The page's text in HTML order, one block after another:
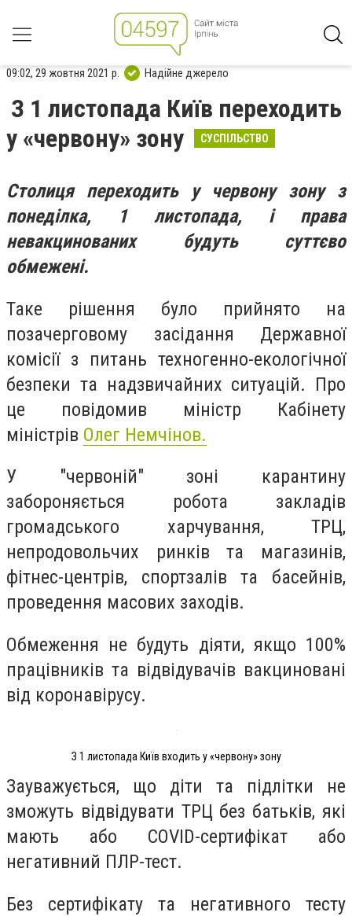
09:02, 29 жовтня 2021 р. Надійне джерело
З 1 листопада Київ переходить
у «червону» зону
СУСПІЛЬСТВО
Столиця переходить у червону зону з
понеділка, 1 листопада, і права
невакцинованих будуть суттєво
обмежені.
Таке рішення було прийнято на
позачерговому засідання Державної
комісії з питань техногенно-екологічної
безпеки та надзвичайних ситуацій. Про
це повідомив міністр Кабінету
міністрів Олег Немчінов.
У "червоній" зоні карантину
забороняється робота закладів
громадського харчування, ТРЦ,
непродовольчих ринків та магазинів,
фітнес-центрів, спортзалів та басейнів,
проведення масових заходів.
Обмеження не будуть діяти, якщо 100%
працівників та відвідувачів вакциновані
від коронавірусу.
З 1 листопада Київ входить у «червону» зону
Зауважується, що діти та підлітки не
зможуть відвідувати ТРЦ без батьків, які
мають або COVID-сертифікат або
негативний ПЛР-тест.
Без сертифікату та негативного тесту